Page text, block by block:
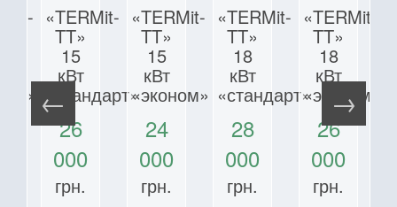
«TERMit-
TT»
15
кВт
«стандарт»
26
000
грн.
«TERMit-
TT»
15
кВт
«эконом»
24
000
грн.
«TERMit-
TT»
18
кВт
«стандарт»
28
000
грн.
«TERMit-
TT»
18
кВт
«эконом»
26
000
грн.